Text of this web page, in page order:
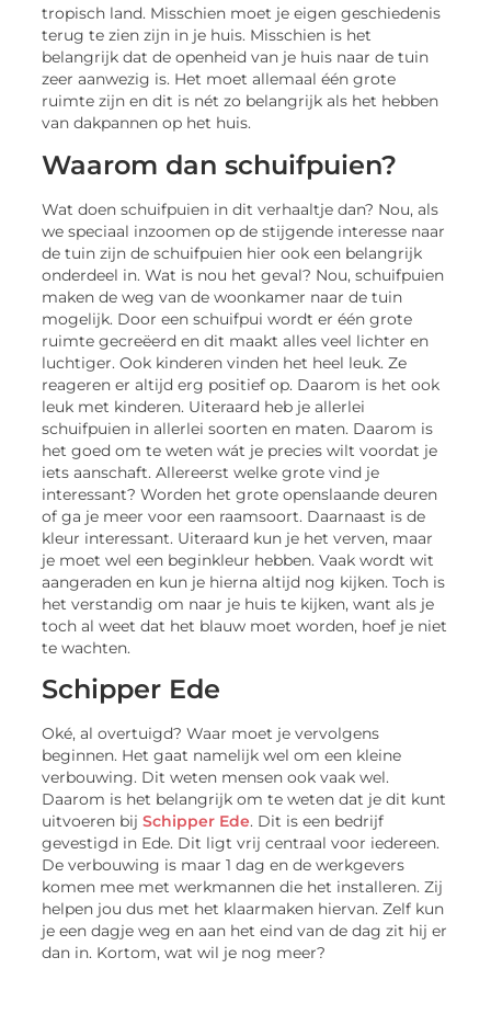
tropisch land. Misschien moet je eigen geschiedenis
terug te zien zijn in je huis. Misschien is het
belangrijk dat de openheid van je huis naar de tuin
zeer aanwezig is. Het moet allemaal één grote
ruimte zijn en dit is nét zo belangrijk als het hebben
van dakpannen op het huis.
Waarom dan schuifpuien?
Wat doen schuifpuien in dit verhaaltje dan? Nou, als
we speciaal inzoomen op de stijgende interesse naar
de tuin zijn de schuifpuien hier ook een belangrijk
onderdeel in. Wat is nou het geval? Nou, schuifpuien
maken de weg van de woonkamer naar de tuin
mogelijk. Door een schuifpui wordt er één grote
ruimte gecreëerd en dit maakt alles veel lichter en
luchtiger. Ook kinderen vinden het heel leuk. Ze
reageren er altijd erg positief op. Daarom is het ook
leuk met kinderen. Uiteraard heb je allerlei
schuifpuien in allerlei soorten en maten. Daarom is
het goed om te weten wát je precies wilt voordat je
iets aanschaft. Allereerst welke grote vind je
interessant? Worden het grote openslaande deuren
of ga je meer voor een raamsoort. Daarnaast is de
kleur interessant. Uiteraard kun je het verven, maar
je moet wel een beginkleur hebben. Vaak wordt wit
aangeraden en kun je hierna altijd nog kijken. Toch is
het verstandig om naar je huis te kijken, want als je
toch al weet dat het blauw moet worden, hoef je niet
te wachten.
Schipper Ede
Oké, al overtuigd? Waar moet je vervolgens
beginnen. Het gaat namelijk wel om een kleine
verbouwing. Dit weten mensen ook vaak wel.
Daarom is het belangrijk om te weten dat je dit kunt
uitvoeren bijSchipper Ede. Dit is een bedrijf
gevestigd in Ede. Dit ligt vrij centraal voor iedereen.
De verbouwing is maar 1 dag en de werkgevers
komen mee met werkmannen die het installeren. Zij
helpen jou dus met het klaarmaken hiervan. Zelf kun
je een dagje weg en aan het eind van de dag zit hij er
dan in. Kortom, wat wil je nog meer?